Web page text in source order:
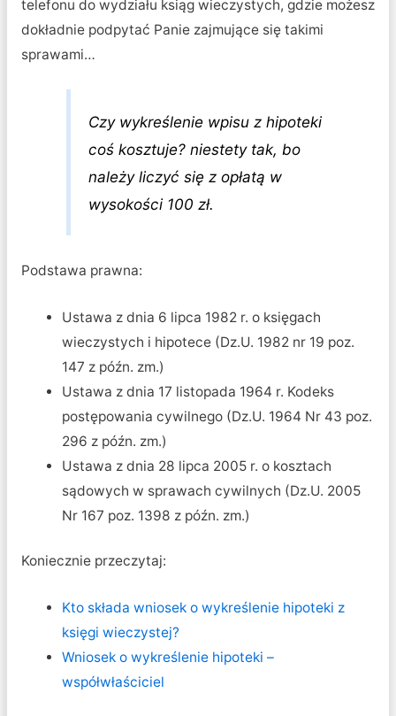
telefonu do wydziału ksiąg wieczystych, gdzie możesz
dokładnie podpytać Panie zajmujące się takimi
sprawami…
Czy wykreślenie wpisu z hipoteki
coś kosztuje? niestety tak, bo
należy liczyć się z opłatą w
wysokości 100 zł.
Podstawa prawna:
Ustawa z dnia 6 lipca 1982 r. o księgach
wieczystych i hipotece (Dz.U. 1982 nr 19 poz.
147 z późn. zm.)
Ustawa z dnia 17 listopada 1964 r. Kodeks
postępowania cywilnego (Dz.U. 1964 Nr 43 poz.
296 z późn. zm.)
Ustawa z dnia 28 lipca 2005 r. o kosztach
sądowych w sprawach cywilnych (Dz.U. 2005
Nr 167 poz. 1398 z późn. zm.)
Koniecznie przeczytaj:
Kto składa wniosek o wykreślenie hipoteki z
księgi wieczystej?
Wniosek o wykreślenie hipoteki –
współwłaściciel